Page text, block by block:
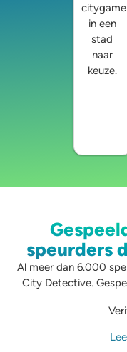
citygame
in een
stad
naar
keuze.
speurders
Al meer dan 6.000
City Detective.